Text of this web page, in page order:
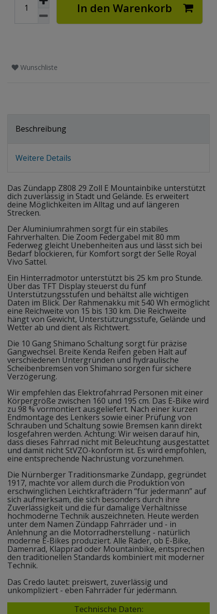
In den Warenkorb
Wunschliste
Beschreibung
Weitere Details
Das Zündapp Z808 29 Zoll E Mountainbike unterstützt
dich zuverlässig in Stadt und Gelände. Es erweitert
deine Möglichkeiten im Alltag und auf längeren
Strecken.
Der Aluminiumrahmen sorgt für ein stabiles
Fahrverhalten. Die Zoom Federgabel mit 80 mm
Federweg gleicht Unebenheiten aus und lässt sich bei
Bedarf blockieren, für Komfort sorgt der Selle Royal
Vivo Sattel.
Ein Hinterradmotor unterstützt bis 25 km pro Stunde.
Über das TFT Display steuerst du fünf
Unterstützungsstufen und behältst alle wichtigen
Daten im Blick. Der Rahmenakku mit 540 Wh ermöglicht
eine Reichweite von 15 bis 130 km. Die Reichweite
hängt von Gewicht, Unterstützungsstufe, Gelände und
Wetter ab und dient als Richtwert.
Die 10 Gang Shimano Schaltung sorgt für präzise
Gangwechsel. Breite Kenda Reifen geben Halt auf
verschiedenen Untergründen und hydraulische
Scheibenbremsen von Shimano sorgen für sichere
Verzögerung.
Wir empfehlen das Elektrofahrrad Personen mit einer
Körpergröße zwischen 160 und 195 cm. Das E-Bike wird
zu 98 % vormontiert ausgeliefert. Nach einer kurzen
Endmontage des Lenkers sowie einer Prüfung von
Schrauben und Schaltung sowie Bremsen kann direkt
losgefahren werden. Achtung: Wir weisen darauf hin,
dass dieses Fahrrad nicht mit Beleuchtung ausgestattet
und damit nicht StVZO-konform ist. Es wird empfohlen,
eine entsprechende Nachrüstung vorzunehmen.
Die Nürnberger Traditionsmarke Zündapp, gegründet
1917, machte vor allem durch die Produktion von
erschwinglichen Leichtkrafträdern “für jedermann” auf
sich aufmerksam, die sich besonders durch ihre
Zuverlässigkeit und die für damalige Verhältnisse
hochmoderne Technik auszeichneten. Heute werden
unter dem Namen Zündapp Fahrräder und - in
Anlehnung an die Motorradherstellung - natürlich
moderne E-Bikes produziert. Alle Räder, ob E-Bike,
Damenrad, Klapprad oder Mountainbike, entsprechen
den traditionellen Standards kombiniert mit moderner
Technik.
Das Credo lautet: preiswert, zuverlässig und
unkompliziert - eben Fahrräder für jedermann.
Technische Daten: